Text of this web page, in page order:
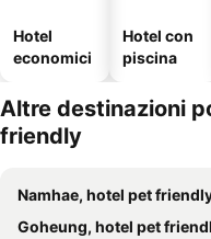
Hotel
economici
Hotel con
piscina
Altre destinazioni
friendly
Namhae, hotel pet
Goheung, hotel pet